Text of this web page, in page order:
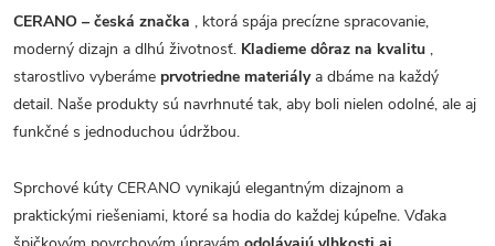
CERANO – česká značka , ktorá spája precízne spracovanie,
moderný dizajn a dlhú životnosť. Kladieme dôraz na kvalitu ,
starostlivo vyberáme prvotriedne materiálya dbáme na každý
detail. Naše produkty sú navrhnuté tak, aby boli nielen odolné, ale aj
funkčné s jednoduchou údržbou.
Sprchové kúty CERANO vynikajú elegantným dizajnom a
praktickými riešeniami, ktoré sa hodia do každej kúpeľne. Vďaka